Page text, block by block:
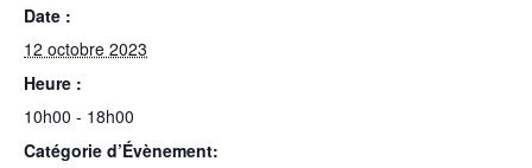
Date :
12 octobre 2023
Heure :
10h00 - 18h00
Catégorie d’Évènement: